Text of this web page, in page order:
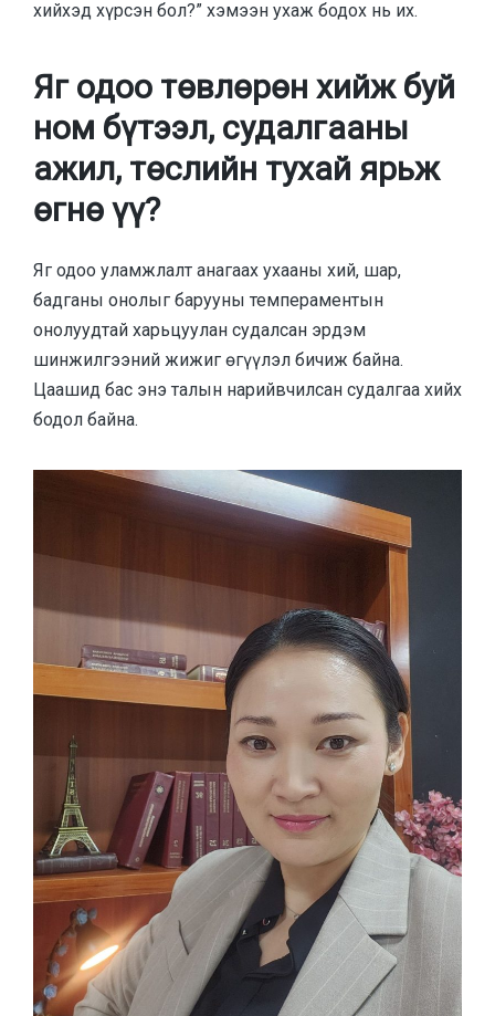
хийхэд хүрсэн бол?” хэмээн ухаж бодох нь их.
Яг одоо төвлөрөн хийж буй
ном бүтээл, судалгааны
ажил, төслийн тухай ярьж
өгнө үү?
Яг одоо уламжлалт анагаах ухааны хий, шар,
бадганы онолыг барууны темпераментын
онолуудтай харьцуулан судалсан эрдэм
шинжилгээний жижиг өгүүлэл бичиж байна.
Цаашид бас энэ талын нарийвчилсан судалгаа хийх
бодол байна.